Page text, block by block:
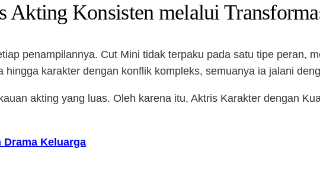
Akting Konsisten melalui
penampilannya. Cut Mini tidak terpaku pada satu tipe peran,
karakter dengan konflik kompleks, semuanya ia jalani
akting yang luas. Oleh karena itu, Aktris Karakter dengan
Keluarga